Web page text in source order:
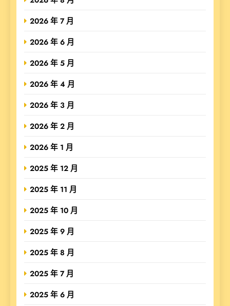
2026 年 7 月
2026 年 6 月
2026 年 5 月
2026 年 4 月
2026 年 3 月
2026 年 2 月
2026 年 1 月
2025 年 12 月
2025 年 11 月
2025 年 10 月
2025 年 9 月
2025 年 8 月
2025 年 7 月
2025 年 6 月